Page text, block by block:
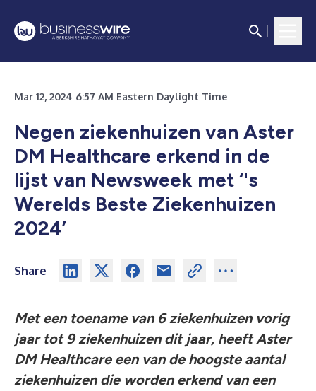
Mar 12, 2024 6:57 AM Eastern Daylight Time
Negen ziekenhuizen van Aster
DM Healthcare erkend in de
lijst van Newsweek met ‘'s
Werelds Beste Ziekenhuizen
2024’
Share
Met een toename van 6 ziekenhuizen vorig
jaar tot 9 ziekenhuizen dit jaar, heeft Aster
DM Healthcare een van de hoogste aantal
ziekenhuizen die worden erkend van een